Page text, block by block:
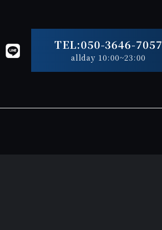
TEL:050-3646-7057
allday 10:00~23:00